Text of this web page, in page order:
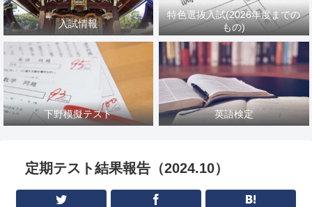
入試情報
特色選抜入試(2026年度までの
もの)
下野模擬テスト 英語検定
定期テスト結果報告（2024.10）